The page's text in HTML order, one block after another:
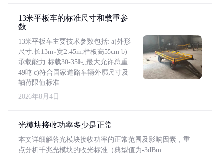
13米平板车的标准尺寸和载重参
数
13米平板车主要技术参数包括: a)外形
尺寸:长13m×宽2.45m,栏板高55cm b)
承载能力:标载30-35吨,最大允许总重
49吨 c)符合国家道路车辆外廓尺寸及
轴荷限值标准
2026年8月4日
光模块接收功率多少是正常
本文详细解答光模块接收功率的正常范围及影响因素，重
点分析千兆光模块的收光标准（典型值为-3dBm